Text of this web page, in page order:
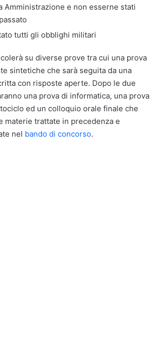
Amministrazione e non esserne stati
tutti gli obblighi militari
su diverse prove tra cui una prova
sintetiche che sarà seguita da una
con risposte aperte. Dopo le due
una prova di informatica, una prova
ed un colloquio orale finale che
materie trattate in precedenza e
nel bando di concorso.